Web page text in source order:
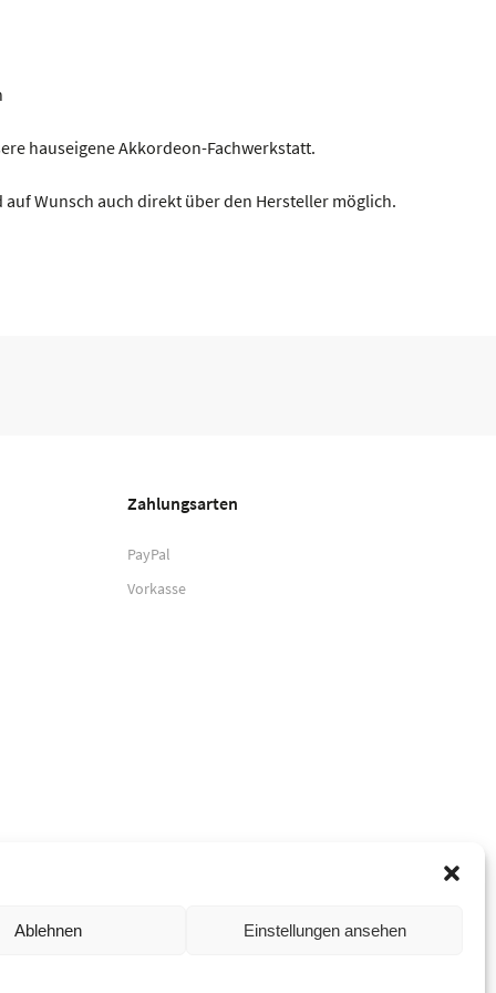
Ablehnen Einstellungen ansehen
hauseigene Akkordeon-Fachwerkstatt.
auf Wunsch auch direkt über den Hersteller möglich.
Zahlungsarten
PayPal
Vorkasse